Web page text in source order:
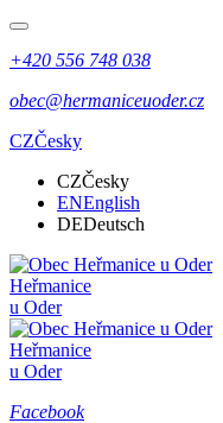
+420 556 748 038
obec@hermaniceuoder.cz
CZČesky
CZČesky
ENEnglish
DEDeutsch
Heřmanice
u Oder
Heřmanice
u Oder
Facebook